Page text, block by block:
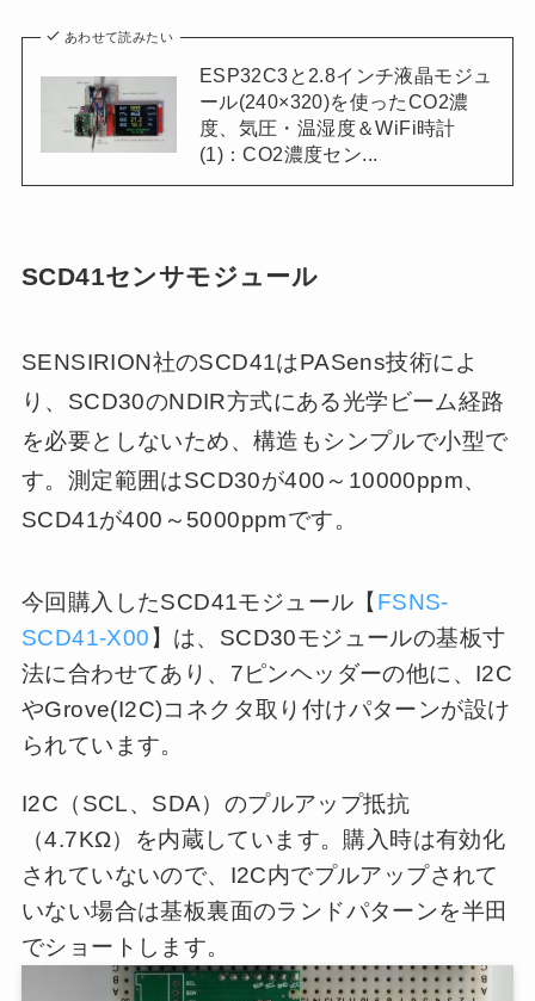
あわせて読みたい
ESP32C3と2.8インチ液晶モジュ
ール(240×320)を使ったCO2濃
度、気圧・温湿度＆WiFi時計
(1)：CO2濃度セン...
SCD41センサモジュール
SENSIRION社のSCD41はPASens技術によ
り、SCD30のNDIR方式にある光学ビーム経路
を必要としないため、構造もシンプルで小型で
す。測定範囲はSCD30が400～10000ppm、
SCD41が400～5000ppmです。
今回購入したSCD41モジュール【 FSNS-
SCD41-X00 】は、SCD30モジュールの基板寸
法に合わせてあり、7ピンヘッダーの他に、I2C
やGrove(I2C)コネクタ取り付けパターンが設け
られています。
I2C（SCL、SDA）のプルアップ抵抗
（4.7KΩ）を内蔵しています。購入時は有効化
されていないので、I2C内でプルアップされて
いない場合は基板裏面のランドパターンを半田
でショートします。